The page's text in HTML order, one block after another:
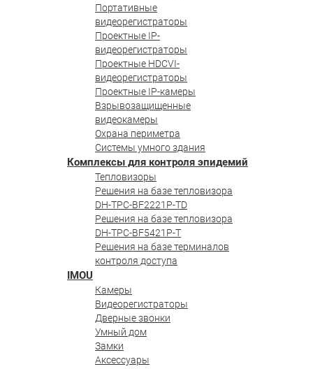
Портативные
видеорегистраторы
Проектные IP-
видеорегистраторы
Проектные HDCVI-
видеорегистраторы
Проектные IP-камеры
Взрывозащищенные
видеокамеры
Охрана периметра
Системы умного здания
Комплексы для контроля эпидемий
Тепловизоры
Решения на базе тепловизора
DH-TPC-BF2221P-TD
Решения на базе тепловизора
DH-TPC-BF5421P-T
Решения на базе терминалов
контроля доступа
IMOU
Камеры
Видеорегистраторы
Дверные звонки
Умный дом
Замки
Аксессуары